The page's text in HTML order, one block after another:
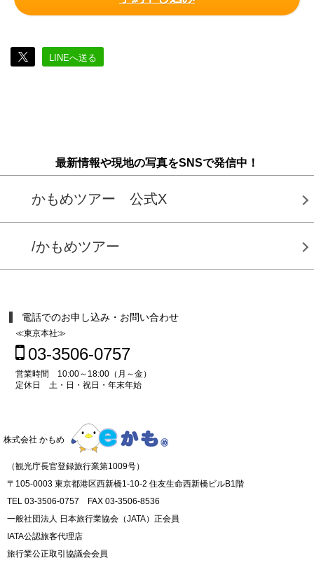
LINEへ送る
最新情報や現地の写真をSNSで発信中！
かもめツアー 公式X
/かもめツアー
電話でのお申し込み・お問い合わせ
≪東京本社≫
03-3506-0757
営業時間 10:00～18:00（月～金）
定休日 土・日・祝日・年末年始
株式会社 かもめ
（観光庁長官登録旅行業第1009号）
〒105-0003 東京都港区西新橋1-10-2 住友生命西新橋ビルB1階
TEL 03-3506-0757 FAX 03-3506-8536
一般社団法人 日本旅行業協会（JATA）正会員
IATA公認旅客代理店
旅行業公正取引協議会会員